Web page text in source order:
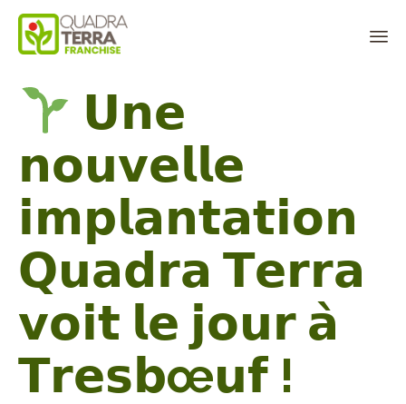
Panneau de gestion des cookies
𝗨𝗻𝗲
𝗻𝗼𝘂𝘃𝗲𝗹𝗹𝗲
𝗶𝗺𝗽𝗹𝗮𝗻𝘁𝗮𝘁𝗶𝗼𝗻
𝗤𝘂𝗮𝗱𝗿𝗮 𝗧𝗲𝗿𝗿𝗮
𝘃𝗼𝗶𝘁 𝗹𝗲 𝗷𝗼𝘂𝗿 𝗮̀
𝗧𝗿𝗲𝘀𝗯œ𝘂𝗳 !